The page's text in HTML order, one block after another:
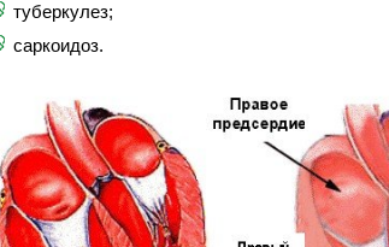
туберкулез;
саркоидоз.